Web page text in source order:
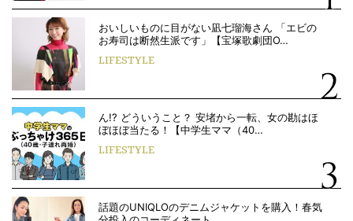
おいしいものに目がない凪七瑠海さん 「エビの
お寿司は断然生派です」【宝塚歌劇団O…
LIFESTYLE
ん!? どういうこと？ 安堵から一転、女の勘はほ
ぼほぼ当たる！【中学生ママ（40…
LIFESTYLE
話題のUNIQLOのデニムジャケットを購入！春気